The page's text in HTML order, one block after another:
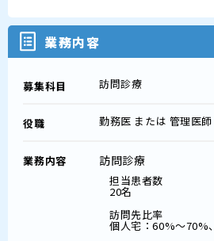
業務内容
募集科目 訪問診療
役職 勤務医 または 管理医師
業務内容 訪問診療
担当患者数
20名
訪問先比率
個人宅：60%～70%